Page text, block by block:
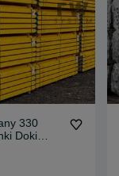
330
Doki